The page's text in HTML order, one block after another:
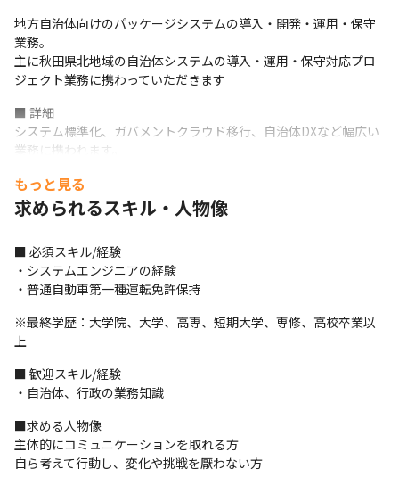
地方自治体向けのパッケージシステムの導入・開発・運用・保守
業務。
主に秋田県北地域の自治体システムの導入・運用・保守対応プロ
ジェクト業務に携わっていただきます
■ 詳細
システム標準化、ガバメントクラウド移行、自治体DXなど幅広い
業務に携われます。
・　自治体向けのシステム標準化プロジェクト
・　制度改正対応
・　新画面の構築
・　周辺システム中心に先端技術の適用（タブレット・RPA導
入、AI活用等）
・　全面的なシステム再構築
■ この仕事の面白み、魅力
・住民記録・税・福祉といった自治体の基幹システム分野におい
て、秋田県北地区を中心に複数の自治体で長年にわたり導入・運
用しております。
るシステムとして継続的に利用されている点が特徴です。
近年は財務会計・人事給与・庶務事務などの内部情報系分野にも
もっと見る
求められるスキル・人物像
■ 必須スキル/経験
・システムエンジニアの経験
・普通自動車第一種運転免許保持
※最終学歴：大学院、大学、高専、短期大学、専修、高校卒業以
上
■ 歓迎スキル/経験
・自治体、行政の業務知識
■求める人物像
主体的にコミュニケーションを取れる方
自ら考えて行動し、変化や挑戦を厭わない方